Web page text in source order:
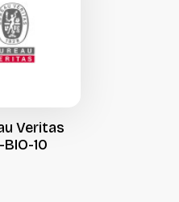
Veritas
BIO-10